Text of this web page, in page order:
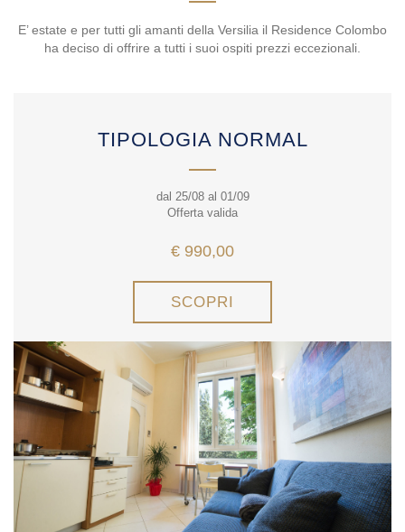
E’ estate e per tutti gli amanti della Versilia il Residence Colombo
ha deciso di offrire a tutti i suoi ospiti prezzi eccezionali.
TIPOLOGIA NORMAL
dal 25/08 al 01/09
Offerta valida
€ 990,00
SCOPRI